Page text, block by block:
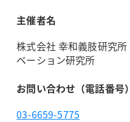
主催者名
株式会社 幸和義肢研究
ベーション研究所
お問い合わせ（電話番号）
03-6659-5775